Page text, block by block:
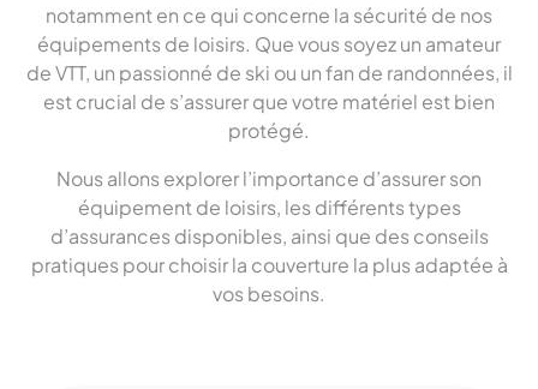
notamment en ce qui concerne la sécurité de nos
équipements de loisirs. Que vous soyez un amateur
de VTT, un passionné de ski ou un fan de randonnées, il
est crucial de s’assurer que votre matériel est bien
protégé.
Nous allons explorer l’importance d’assurer son
équipement de loisirs, les différents types
d’assurances disponibles, ainsi que des conseils
pratiques pour choisir la couverture la plus adaptée à
vos besoins.